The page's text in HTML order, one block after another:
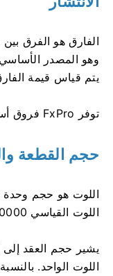
الفارق هو الفرق
وهو المصدر
يتم قياس قيمة
توفر FxPro فروق أسعار ديناميكية ومستقرة عبر حساباتها.
حجم القطعة
اللوت هو حجم وحدة
اللوت القياسي 100000 وحدة من العملة الأساسية.
يشير حجم العقد إلى
اللوت الواحد.